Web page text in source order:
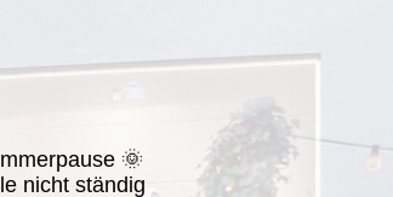
🌞
nicht ständig